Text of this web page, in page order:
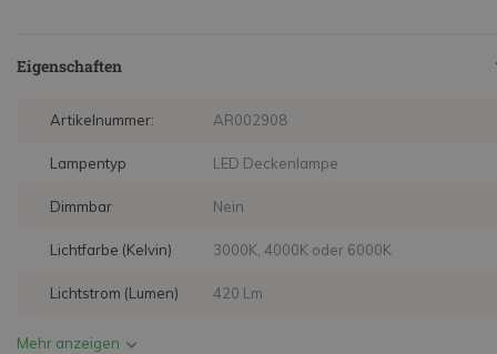
Eigenschaften
Artikelnummer: AR002908
Lampentyp LED Deckenlampe
Dimmbar Nein
Lichtfarbe (Kelvin) 3000K, 4000K oder 6000K
Lichtstrom (Lumen) 420 Lm
Mehr anzeigen